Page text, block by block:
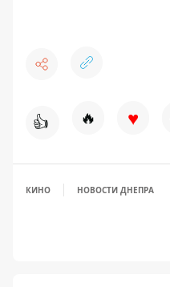
👍 🔥 ♥
КИНО НОВОСТИ ДНЕПРА